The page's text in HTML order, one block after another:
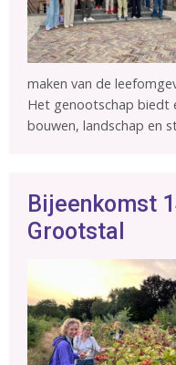
maken van de
Het genootschap biedt
bouwen, landschap en
Bijeenkomst
Grootstal